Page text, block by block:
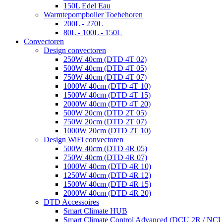
150L Edel Eau
Warmtepompboiler Toebehoren
200L - 270L
80L - 100L - 150L
Convectoren
Design convectoren
250W 40cm (DTD 4T 02)
500W 40cm (DTD 4T 05)
750W 40cm (DTD 4T 07)
1000W 40cm (DTD 4T 10)
1500W 40cm (DTD 4T 15)
2000W 40cm (DTD 4T 20)
500W 20cm (DTD 2T 05)
750W 20cm (DTD 2T 07)
1000W 20cm (DTD 2T 10)
Design WiFi convectoren
500W 40cm (DTD 4R 05)
750W 40cm (DTD 4R 07)
1000W 40cm (DTD 4R 10)
1250W 40cm (DTD 4R 12)
1500W 40cm (DTD 4R 15)
2000W 40cm (DTD 4R 20)
DTD Accessoires
Smart Climate HUB
Smart Climate Control Advanced (DCU 2R /